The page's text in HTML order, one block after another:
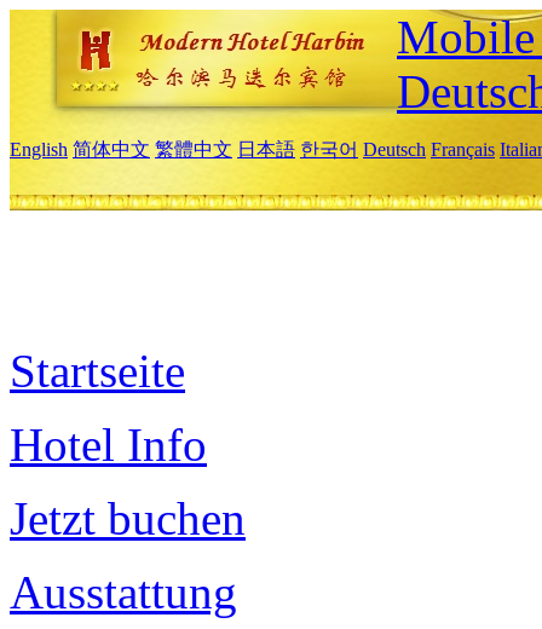
English 简体中文 繁體中文 日本語 한국어 Deutsch Français
Startseite
Hotel Info
Jetzt buchen
Ausstattung